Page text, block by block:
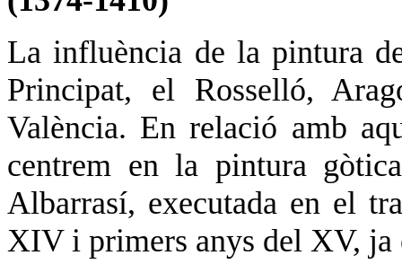
La influència de la pintura
Principat, el Rosselló,
València. En relació amb
centrem en la pintura
Albarrasí, executada en el
XIV i primers anys del XV,